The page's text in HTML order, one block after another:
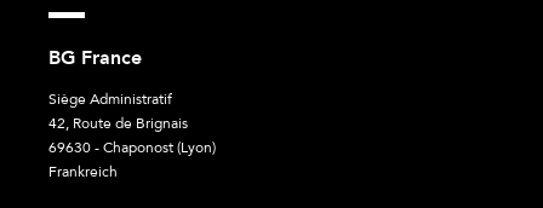
BG France
Siège Administratif
42, Route de Brignais
69630 - Chaponost (Lyon)
Frankreich